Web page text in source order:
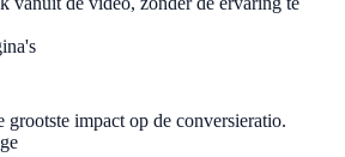
grootste impact op de conversieratio.